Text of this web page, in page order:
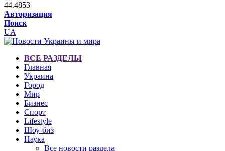
44.4853
Авторизация
Поиск
UA
ВСЕ РАЗДЕЛЫ
Главная
Украина
Город
Мир
Бизнес
Спорт
Lifestyle
Шоу-биз
Наука
Все новости раздела